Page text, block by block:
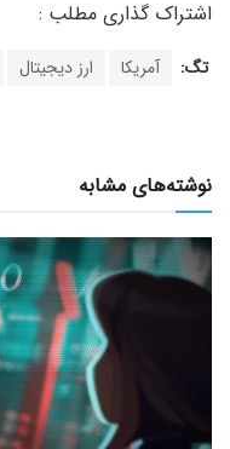
تگ: آمریکا ارز دیجیتال
نوشته‌های مشابه